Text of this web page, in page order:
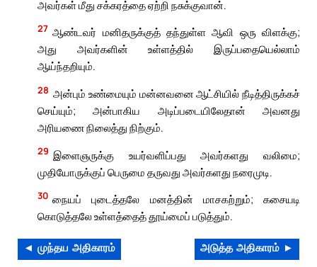
அவர்கள் மீது சக்கரத்தை ஏற்றி நசுக்குவான்.
27 ஆண்டவர் மனிதருக்குத் தந்துள்ள ஆவி ஒரு விளக்கு;
அது அவர்களின் உள்ளத்தில் இருப்பதையெல்லாம்
ஆய்ந்தறியும்.
28 அன்பும் உண்மையும் மன்னவனை ஆட்சியில் நீடித்திருக்கச்
செய்யும்; அன்பாகிய அடிப்படையிலேதான் அவனது
அரியணை நிலைத்து நிற்கும்.
29 இளைஞருக்கு உயர்வளிப்பது அவர்களது வலிமை;
முதியோருக்குப் பெருமை தருவது அவர்களது நரைமுடி.
30 நையப் புடைத்தலே மனத்தின் மாசகற்றும்; கசையடி
கொடுத்தலே உள்ளத்தைத் தூய்மைப் படுத்தும்.
◄ முந்தய அதிகாரம் அடுத்த அதிகாரம் ►